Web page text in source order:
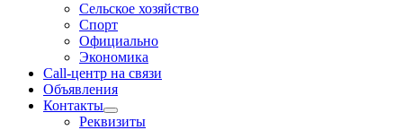
Сельское хозяйство
Спорт
Официально
Экономика
Call-центр на связи
Объявления
Контакты
Реквизиты